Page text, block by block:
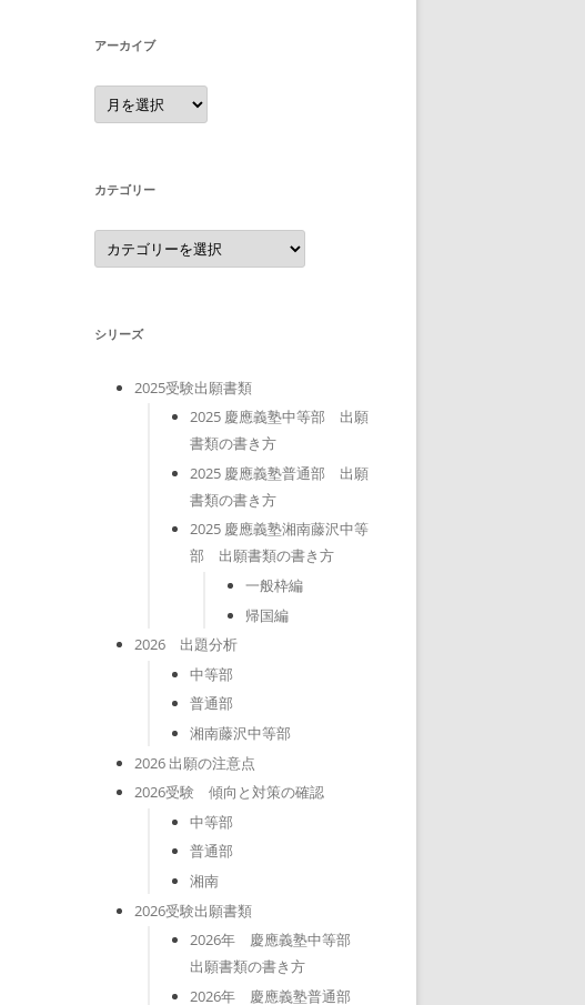
アーカイブ
ア
ー
カ
カテゴリー
カ
テ
ゴ
シリーズ
2025受験出願書類
2025 慶應義塾中等部 出願
書類の書き方
2025 慶應義塾普通部 出願
書類の書き方
2025 慶應義塾湘南藤沢中等
部 出願書類の書き方
一般枠編
帰国編
2026 出題分析
中等部
普通部
湘南藤沢中等部
2026 出願の注意点
2026受験 傾向と対策の確認
中等部
普通部
湘南
2026受験出願書類
2026年 慶應義塾中等部
出願書類の書き方
2026年 慶應義塾普通部